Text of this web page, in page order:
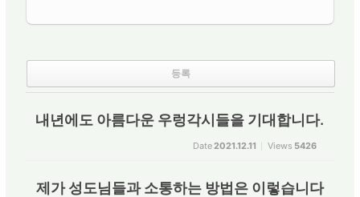
내년에도 아름다운 우렁각시들을 기대합니다.
Date2021.12.11 Views 5426
제가 성도님들과 소통하는 방법은 이렇습니다